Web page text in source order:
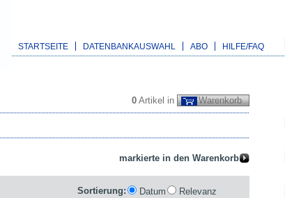
STARTSEITE DATENBANKAUSWAHL ABO HILFE/FAQ
0 Artikel in Warenkorb
Sortierung: Datum
Relevanz